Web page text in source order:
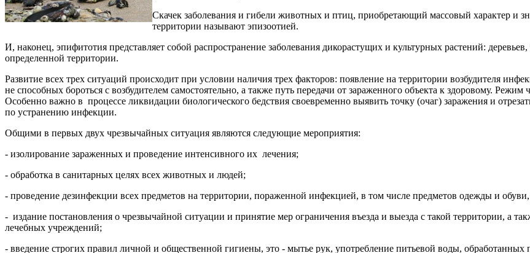
Скачек заболевания и гибели животных и птиц, приобретающий массовый характер и
территории называют эпизоотией.
И, наконец, эпифитотия представляет собой распространение заболевания дикорастущих и культурных растений:
определенной территории.
Развитие всех трех ситуаций происходит при условии наличия трех факторов: появление на территории возбудителя
не способных бороться с возбудителем самостоятельно, а также путь передачи от зараженного объекта к здоровому.
Особенно важно в процессе ликвидации биологического бедствия своевременно выявить точку (очаг) заражения и
по устранению инфекции.
Общими в первых двух чрезвычайных ситуация являются следующие мероприятия:
- изолирование зараженных и проведение интенсивного их лечения;
- обработка в санитарных целях всех животных и людей;
- проведение дезинфекции всех предметов на территории, пораженной инфекцией, в том числе предметов одежды и
- издание постановления о чрезвычайной ситуации и принятие мер ограничения въезда и выезда с такой территории, а
лечебных учреждений;
- введение строгих правил личной и общественной гигиены, это - мытье рук, употребление питьевой воды,